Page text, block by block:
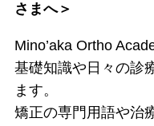
さまへ＞
Mino’aka Ortho
基礎知識や日々の診
ます。
矯正の専門用語や治